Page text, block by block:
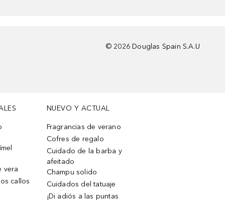
© 2026 Douglas Spain S.A.U
vera
callos
NUEVO Y ACTUAL
Fragrancias de verano
Cofres de regalo
Cuidado de la barba y
afeitado
Champu solido
Cuidados del tatuaje
¡Di adiós a las puntas